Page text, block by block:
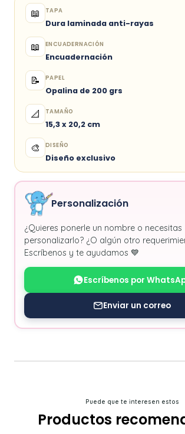
📖 TAPA
Dura laminada anti-rayas
📖 ENCUADERNACIÓN
Encuadernación
📝 PAPEL
Opalina de 200 grs
📐 TAMAÑO
15,3 x 20,2 cm
🎨 DISEÑO
Diseño exclusivo
Personalización
¿Quieres ponerle un nombre o necesitas
personalizarlo? ¿O algún otro
Escríbenos y te ayudamos 💙
Escríbenos por
Enviar un correo
Puede que te interesen estos
Productos